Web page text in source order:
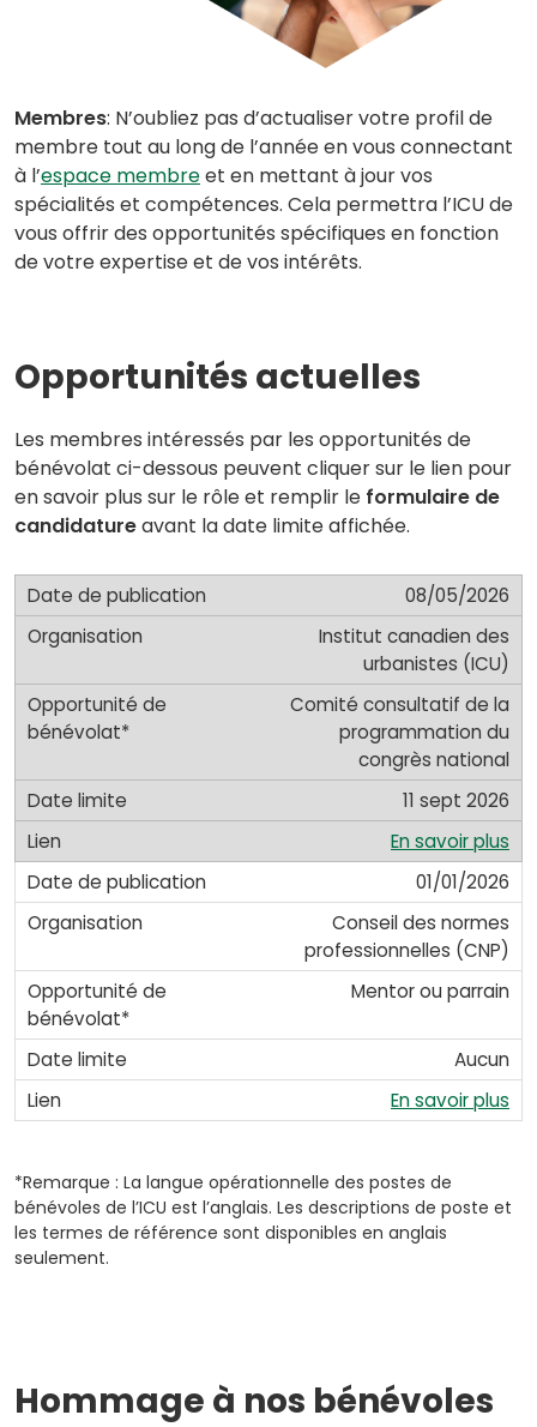
Membres: N’oubliez pas d’actualiser votre profil de
membre tout au long de l’année en vous connectant
à l’espace membreet en mettant à jour vos
spécialités et compétences. Cela permettra l’ICU de
vous offrir des opportunités spécifiques en fonction
de votre expertise et de vos intérêts.
Opportunités actuelles
Les membres intéressés par les opportunités de
bénévolat ci-dessous peuvent cliquer sur le lien pour
en savoir plus sur le rôle et remplir le formulaire de
candidatureavant la date limite affichée.
08/05/2026
Institut canadien des
urbanistes (ICU)
Comité consultatif de la
programmation du
congrès national
11 sept 2026
En savoir plus
01/01/2026
Conseil des normes
professionnelles (CNP)
Mentor ou parrain
Aucun
En savoir plus
in
*Remarque : La langue opérationnelle des postes de
bénévoles de l’ICU est l’anglais. Les descriptions de poste et
les termes de référence sont disponibles en anglais
seulement.
Hommage à nos bénévoles